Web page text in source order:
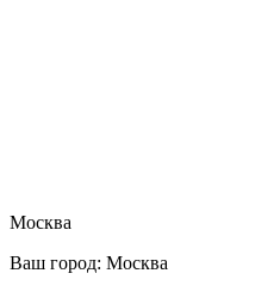
Москва
Ваш город: Москва